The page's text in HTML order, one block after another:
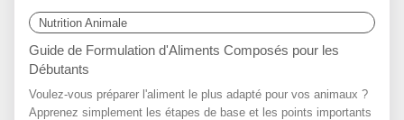
Nutrition Animale
Guide de Formulation d'Aliments Composés pour les
Débutants
Voulez-vous préparer l'aliment le plus adapté pour vos animaux ?
Apprenez simplement les étapes de base et les points importants